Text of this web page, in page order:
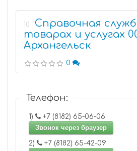
10
Справочная
товарах и услугах
Архангельск
0
Телефон:
1)
+7 (8182) 65-06-06
Звонок через браузер
2)
+7 (8182) 65-42-09